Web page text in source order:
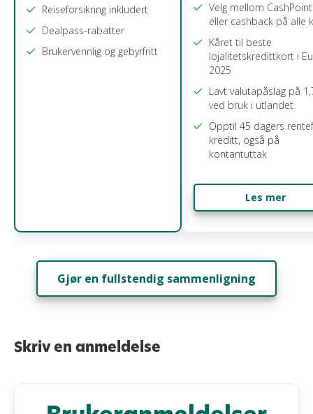
Reiseforsikring inkludert
Dealpass-rabatter
Brukervennlig og gebyrfritt
Velg mellom
eller cashback på alle
Kåret til beste
lojalitetskredittkort i
2025
Lavt valutapåslag på
ved bruk i utlandet
Opptil 45 dagers
kreditt, også på
kontantuttak
Les mer
Gjør en fullstendig sammenligning
Skriv en anmeldelse